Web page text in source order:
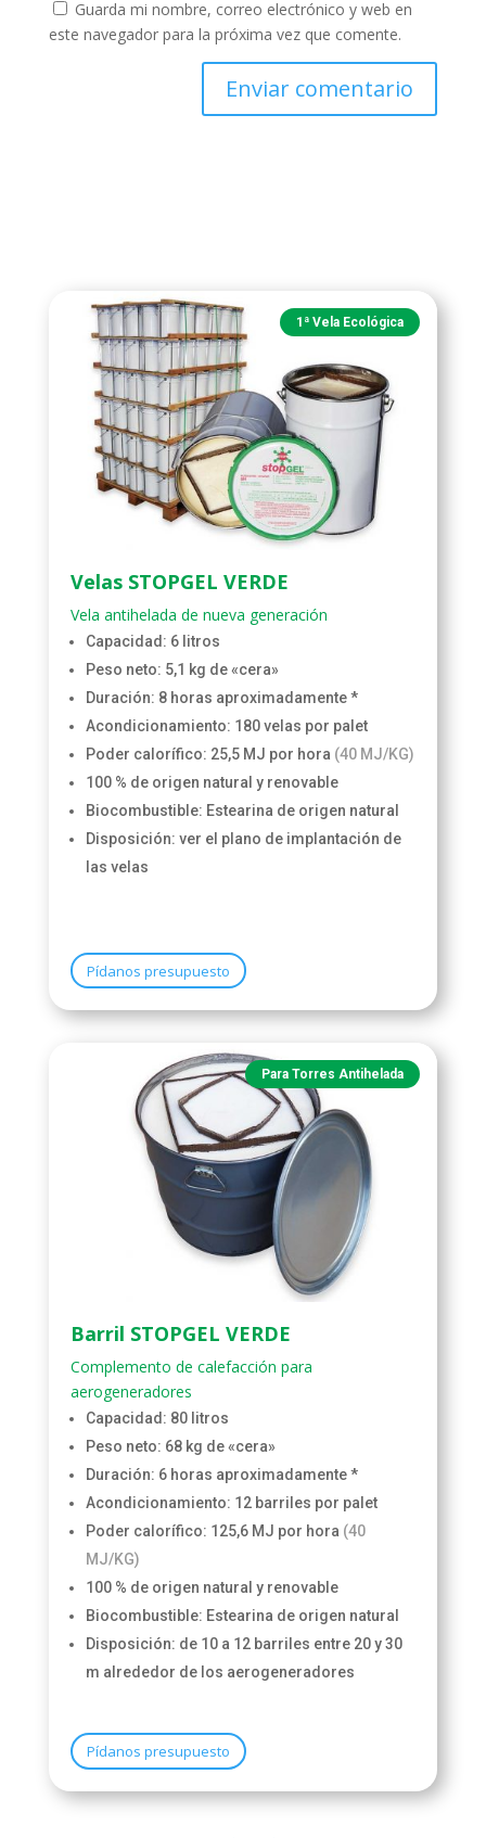
Guarda mi nombre, correo electrónico y web en
este navegador para la próxima vez que comente.
1ª Vela Ecológica
Velas STOPGEL VERDE
Vela antihelada de nueva generación
Capacidad: 6 litros
Peso neto: 5,1 kg de «cera»
Duración: 8 horas aproximadamente *
Acondicionamiento: 180 velas por palet
Poder calorífico: 25,5 MJ por hora (40 MJ/KG)
100 % de origen natural y renovable
Biocombustible: Estearina de origen natural
Disposición: ver el plano de implantación de
las velas
Pídanos presupuesto
Para Torres Antihelada
Barril STOPGEL VERDE
Complemento de calefacción para
aerogeneradores
Capacidad: 80 litros
Peso neto: 68 kg de «cera»
Duración: 6 horas aproximadamente *
Acondicionamiento: 12 barriles por palet
Poder calorífico: 125,6 MJ por hora (40
MJ/KG)
100 % de origen natural y renovable
Biocombustible: Estearina de origen natural
Disposición: de 10 a 12 barriles entre 20 y 30
m alrededor de los aerogeneradores
Pídanos presupuesto